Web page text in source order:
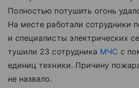
Полностью потушить огонь
На месте работали сотрудники
и специалисты электрических
тушили 23 сотрудника МЧС с
единиц техники. Причину
не назвало.